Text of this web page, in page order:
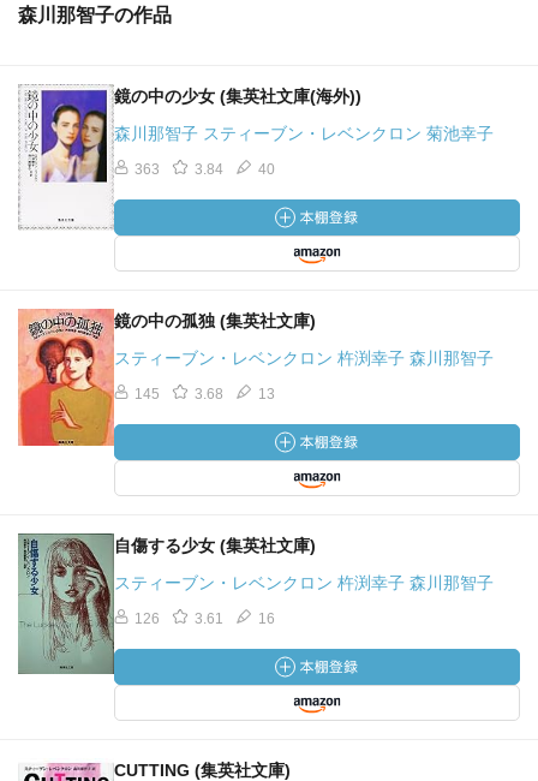
森川那智子の作品
鏡の中の少女 (集英社文庫(海外))
森川那智子 スティーブン・レベンクロン 菊池幸子
363 3.84 40
鏡の中の孤独 (集英社文庫)
スティーブン・レベンクロン 杵渕幸子 森川那智子
145 3.68 13
自傷する少女 (集英社文庫)
スティーブン・レベンクロン 杵渕幸子 森川那智子
126 3.61 16
CUTTING (集英社文庫)